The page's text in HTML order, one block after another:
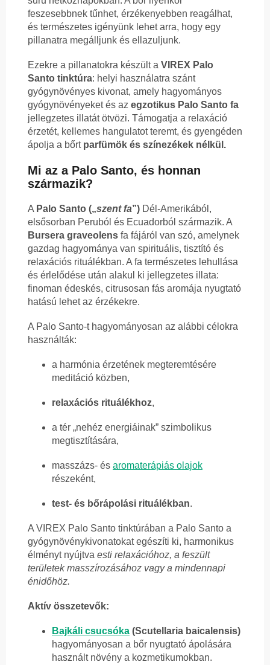
feszesebbnek tűnhet, érzékenyebben reagálhat,
és természetes igényünk lehet arra, hogy egy
pillanatra megálljunk és ellazuljunk.
Ezekre a pillanatokra készült a VIREX Palo
Santo tinktúra: helyi használatra szánt
gyógynövényes kivonat, amely hagyományos
gyógynövényeket és az egzotikus Palo Santo fa
jellegzetes illatát ötvözi. Támogatja a relaxáció
érzetét, kellemes hangulatot teremt, és gyengéden
ápolja a bőrt parfümök és színezékek nélkül.
Mi az a Palo Santo, és honnan
származik?
A Palo Santo („szent fa”) Dél-Amerikából,
elsősorban Peruból és Ecuadorból származik. A
Bursera graveolens fa fájáról van szó, amelynek
gazdag hagyománya van spirituális, tisztító és
relaxációs rituálékban. A fa természetes lehullása
és érlelődése után alakul ki jellegzetes illata:
finoman édeskés, citrusosan fás aromája nyugtató
hatású lehet az érzékekre.
A Palo Santo-t hagyományosan az alábbi célokra
használták:
a harmónia érzetének megteremtésére
meditáció közben,
relaxációs rituálékhoz,
a tér „nehéz energiáinak” szimbolikus
megtisztítására,
masszázs- és aromaterápiás olajok
részeként,
test- és bőrápolási rituálékban.
A VIREX Palo Santo tinktúrában a Palo Santo a
gyógynövénykivonatokat egészíti ki, harmonikus
élményt nyújtva esti relaxációhoz, a feszült
területek masszírozásához vagy a mindennapi
énidőhöz.
Aktív összetevők:
Bajkáli csucsóka (Scutellaria baicalensis)
hagyományosan a bőr nyugtató ápolására
használt növény a kozmetikumokban.